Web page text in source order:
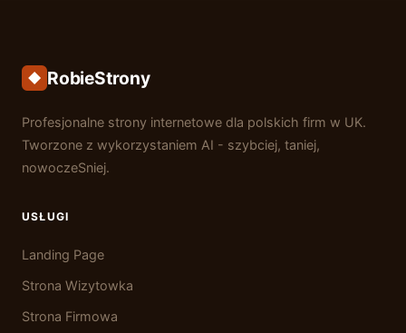
RobieStrony
Profesjonalne strony internetowe dla polskich firm w UK.
Tworzone z wykorzystaniem AI - szybciej, taniej,
nowoczeSniej.
USŁUGI
Landing Page
Strona Wizytowka
Strona Firmowa